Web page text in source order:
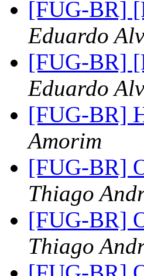
[FUG-BR]
Eduardo
[FUG-BR]
Eduardo
[FUG-BR]
Amorim
[FUG-BR]
Thiago
[FUG-BR]
Thiago